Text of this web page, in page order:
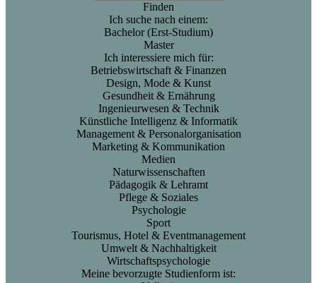
Finden
Ich suche nach einem:
Bachelor (Erst-Studium)
Master
Ich interessiere mich für:
Betriebswirtschaft & Finanzen
Design, Mode & Kunst
Gesundheit & Ernährung
Ingenieurwesen & Technik
Künstliche Intelligenz & Informatik
Management & Personalorganisation
Marketing & Kommunikation
Medien
Naturwissenschaften
Pädagogik & Lehramt
Pflege & Soziales
Psychologie
Sport
Tourismus, Hotel & Eventmanagement
Umwelt & Nachhaltigkeit
Wirtschaftspsychologie
Meine bevorzugte Studienform ist: